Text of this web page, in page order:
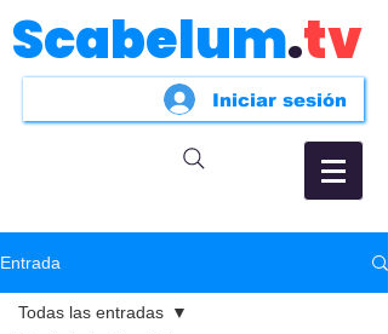
Scabelum.tv
Iniciar sesión
Entrada
Todas las entradas